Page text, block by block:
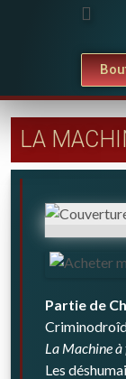
LA
Partie de
La Machine
Les